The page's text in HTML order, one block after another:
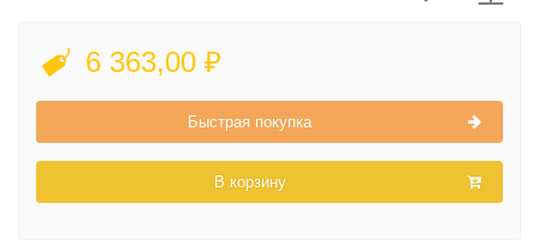
6 363,00 ₽
Быстрая покупка
В корзину